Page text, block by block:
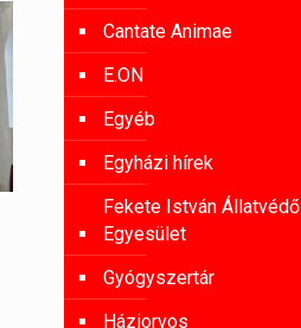
Cantate Animae
E.ON
Egyéb
Egyházi hírek
Fekete István Állatvédő
Egyesület
Gyógyszertár
Háziorvos